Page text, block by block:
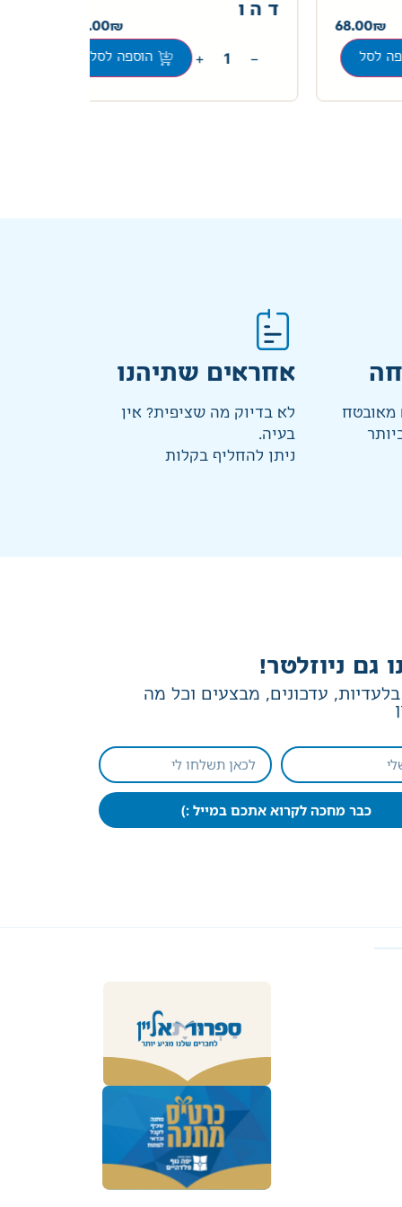
68.00
לסל
ד ה ו
180.00
−
+ הוספה לסל
מאובטח
אחראים שתיהנו
לא בדיוק מה שציפית? אין
בעיה.
ניתן להחליף בקלות
גם ניוזלטר!
עדכונים, מבצעים וכל מה
כבר מחכה לקרוא אתכם במייל :)